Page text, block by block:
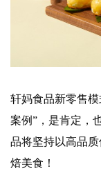
轩妈食品新零售
案例”，是肯定，
品将坚持以高品
焙美食！